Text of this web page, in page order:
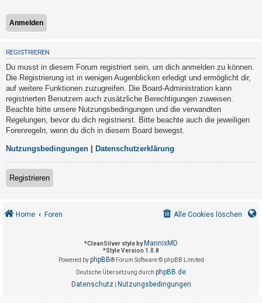
i
s
t
r
i
e
r
e
n
U
n
e
REGISTRIEREN
Du musst in diesem Forum registriert sein, um dich anmelden zu können.
Die Registrierung ist in wenigen Augenblicken erledigt und ermöglicht dir,
auf weitere Funktionen zuzugreifen. Die Board-Administration kann
registrierten Benutzern auch zusätzliche Berechtigungen zuweisen.
Beachte bitte unsere Nutzungsbedingungen und die verwandten
Regelungen, bevor du dich registrierst. Bitte beachte auch die jeweiligen
Forenregeln, wenn du dich in diesem Board bewegst.
Nutzungsbedingungen Datenschutzerklärung
Registrieren
Home Foren Alle Cookies löschen
*CleanSilver style by MannixMD
*Style Version 1.0.8
Powered byphpBB® Forum Software © phpBB Limited
Deutsche Übersetzung durch phpBB.de
Datenschutz| Nutzungsbedingungen